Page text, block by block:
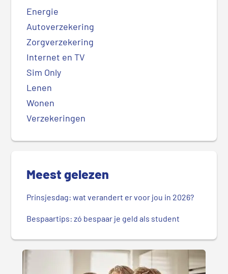
Energie
Autoverzekering
Zorgverzekering
Internet en TV
Sim Only
Lenen
Wonen
Verzekeringen
Meest gelezen
Prinsjesdag: wat verandert er voor jou in 2026?
Bespaartips: zó bespaar je geld als student